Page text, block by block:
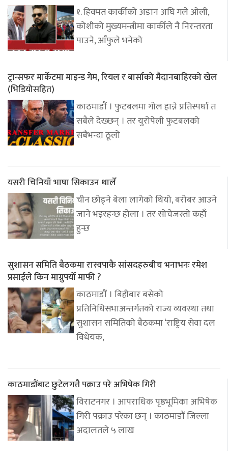
१. हिक्मत कार्कीको अडान अघि गले ओली,
कोशीको मुख्यमन्त्रीमा कार्कीले नै निरन्तरता
पाउने, आँफुले भनेको
ट्रान्सफर मार्केटमा माइन्ड गेम, रियल र बार्साको मैदानबाहिरको खेल
(भिडियोसहित)
काठमाडौं । फुटबलमा गोल हान्ने प्रतिस्पर्धा त
सबैले देख्छन् । तर युरोपेली फुटबलको
सबैभन्दा ठूलो
यसरी चिनियाँ भाषा सिकाउन थालेँ
चीन छोड्ने बेला लागेको थियो, बरोबर आउने
जाने भइरहन्छ होला । तर सोचेजस्तो कहाँ
हुन्छ
सुशासन समिति बैठकमा रास्वपाकै सांसदहरुबीच भनाभनः रमेश
प्रसाईंले किन माग्नुपर्यो माफी ?
काठमाडौं । बिहीबार बसेको
प्रतिनिधिसभाअन्तर्गतको राज्य व्यवस्था तथा
सुशासन समितिको बैठकमा ‘राष्ट्रिय सेवा दल
विधेयक,
काठमाडौंबाट छुटेलगत्तै पक्राउ परे अभिषेक गिरी
विराटनगर । आपराधिक पृष्ठभूमिका अभिषेक
गिरी पक्राउ परेका छन् । काठमाडौं जिल्ला
अदालतले ५ लाख